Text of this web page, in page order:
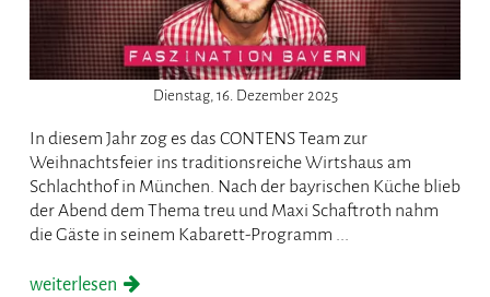
Dienstag, 16. Dezember 2025
In diesem Jahr zog es das CONTENS Team zur
Weihnachtsfeier ins traditionsreiche Wirtshaus am
Schlachthof in München. Nach der bayrischen Küche blieb
der Abend dem Thema treu und Maxi Schaftroth nahm
die Gäste in seinem Kabarett-Programm ...
weiterlesen